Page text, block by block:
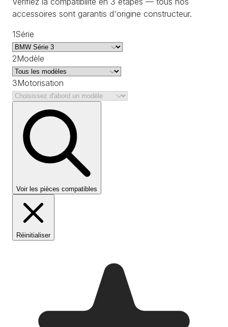
accessoires sont garantis d'origine constructeur.
1Série
2Modèle
3Motorisation
Voir les pièces compatibles
Réinitialiser